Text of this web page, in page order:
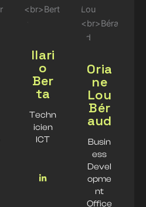
Ilari
o
Ber
ta
Techn
icien
ICT
Oria
ne
Lou
Bér
aud
Busin
ess
Devel
opme
nt
Office